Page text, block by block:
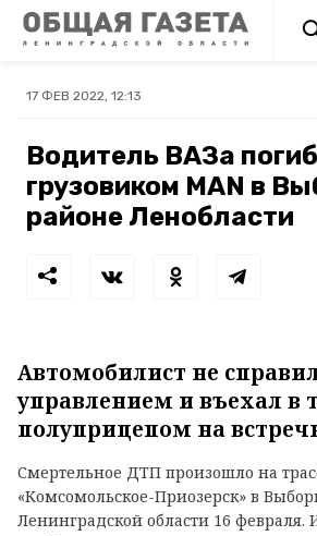
17 ФЕВ 2022, 12:13
Водитель ВАЗа
грузовиком MAN в
районе Ленобласти
Автомобилист не
управлением и въехал в
полуприцепом на
Смертельное ДТП произошло на
«Комсомольское-Приозерск» в
Ленинградской области 16 февраля.